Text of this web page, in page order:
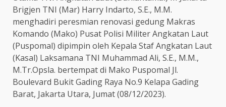
Brigjen TNI (Mar) Harry Indarto, S.E., M.M.
menghadiri peresmian renovasi gedung Makras
Komando (Mako) Pusat Polisi Militer Angkatan Laut
(Puspomal) dipimpin oleh Kepala Staf Angkatan Laut
(Kasal) Laksamana TNI Muhammad Ali, S.E., M.M.,
M.Tr.Opsla. bertempat di Mako Puspomal Jl.
Boulevard Bukit Gading Raya No.9 Kelapa Gading
Barat, Jakarta Utara, Jumat (08/12/2023).